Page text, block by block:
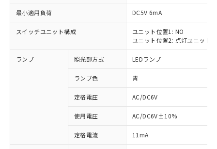
最小適用負荷 DC5V 6mA
スイッチユニット構成
ユニット位置1: NO
ユニット位置2: 点灯ユニット
ランプ 照光部方式 LEDランプ
ランプ色 青
定格電圧 AC/DC6V
使用電圧 AC/DC6V±10%
定格電流 11mA
以下の条件をお読みいただき、同意のうえ
非含有に対応した製品が提供可能な商品で
対応予定：EU RoHS指令（10物質）の非含
有に対応した製品に切り替える予定のある
対応予定なし：EU RoHS指令（10物質）の
非含有に非対応の商品で、対応品を出す予